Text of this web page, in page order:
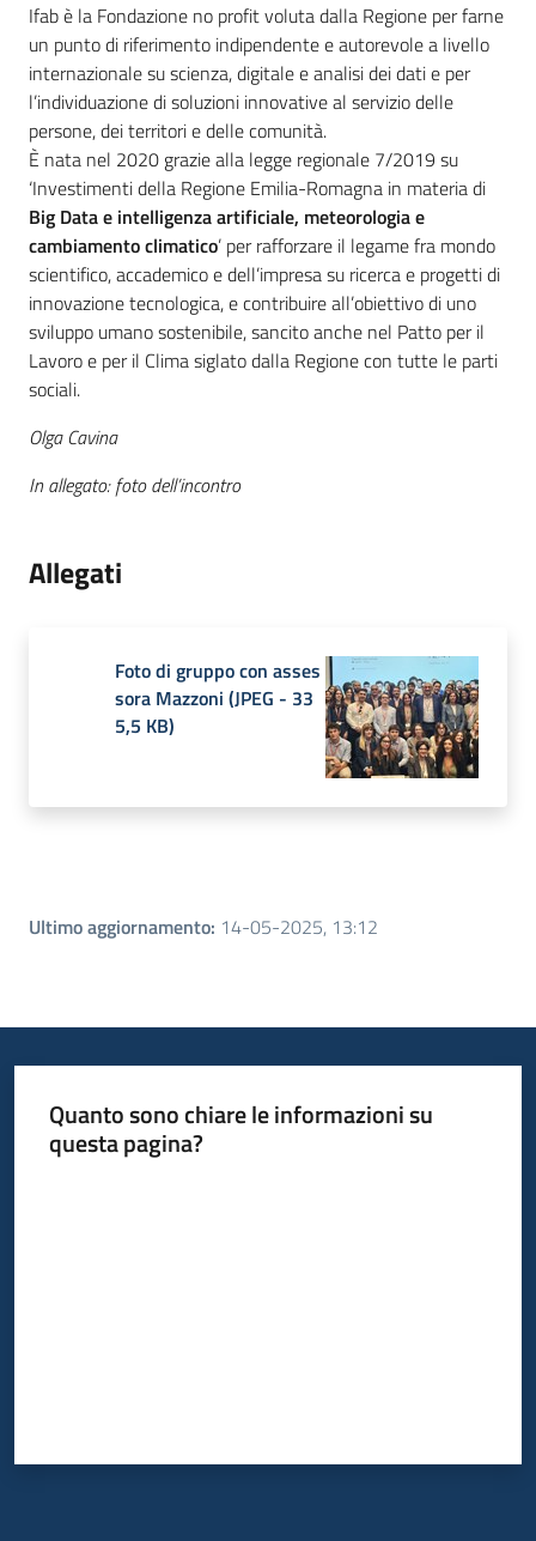
Ifab è la Fondazione no profit voluta dalla Regione per farne
un punto di riferimento indipendente e autorevole a livello
internazionale su scienza, digitale e analisi dei dati e per
l’individuazione di soluzioni innovative al servizio delle
persone, dei territori e delle comunità.
È nata nel 2020 grazie alla legge regionale 7/2019 su
‘Investimenti della Regione Emilia-Romagna in materia di
Big Data e intelligenza artificiale, meteorologia e
cambiamento climatico’ per rafforzare il legame fra mondo
scientifico, accademico e dell’impresa su ricerca e progetti di
innovazione tecnologica, e contribuire all’obiettivo di uno
sviluppo umano sostenibile, sancito anche nel Patto per il
Lavoro e per il Clima siglato dalla Regione con tutte le parti
sociali.
Olga Cavina
In allegato: foto dell’incontro
Allegati
Foto di gruppo con asses
sora Mazzoni (JPEG - 33
5,5 KB)
Ultimo aggiornamento: 14-05-2025, 13:12
Quanto sono chiare le informazioni su
questa pagina?